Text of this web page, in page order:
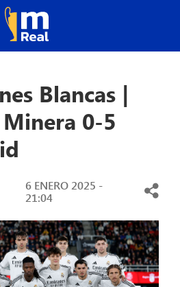
Blancas |
0-5
6 ENERO 2025 -
21:04